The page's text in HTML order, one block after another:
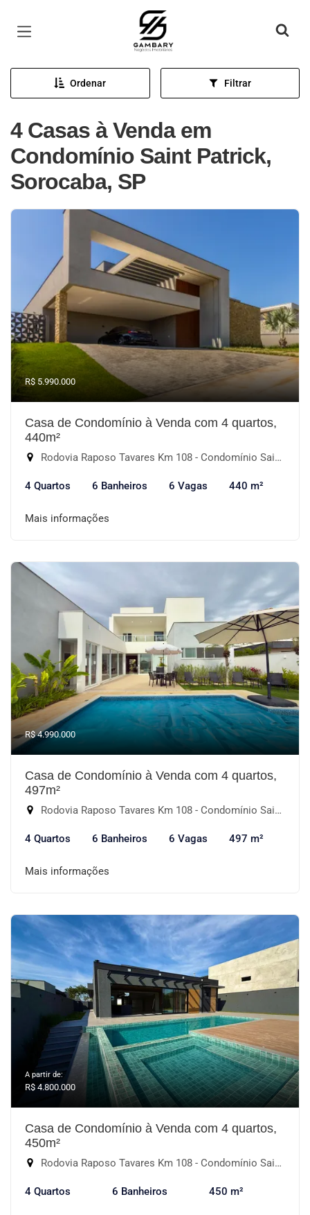
Página inicial
Ordenar Filtrar
4 Casas à Venda em
Condomínio Saint Patrick,
Sorocaba, SP
R$ 5.990.000
Casa de Condomínio à Venda com 4 quartos,
440m²
Rodovia Raposo Tavares Km 108 - Condomínio Saint Patrick, Sorocaba-SP
4 Quartos 6 Banheiros 6 Vagas 440 m²
Mais informações
R$ 4.990.000
Casa de Condomínio à Venda com 4 quartos,
497m²
Rodovia Raposo Tavares Km 108 - Condomínio Saint Patrick, Sorocaba-SP
4 Quartos 6 Banheiros 6 Vagas 497 m²
Mais informações
A partir de:
R$ 4.800.000
Casa de Condomínio à Venda com 4 quartos,
450m²
Rodovia Raposo Tavares Km 108 - Condomínio Saint Patrick, Sorocaba-SP
4 Quartos 6 Banheiros 450 m²